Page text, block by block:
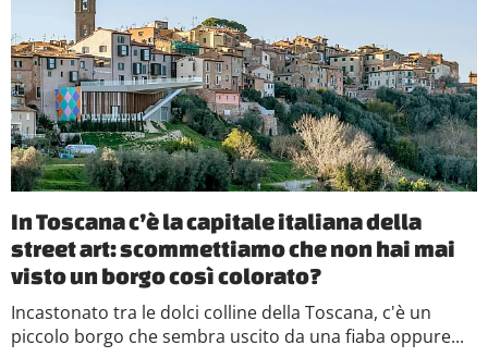
In Toscana c’è la capitale italiana della
street art: scommettiamo che non hai mai
visto un borgo così colorato?
Incastonato tra le dolci colline della Toscana, c'è un
piccolo borgo che sembra uscito da una fiaba oppure...